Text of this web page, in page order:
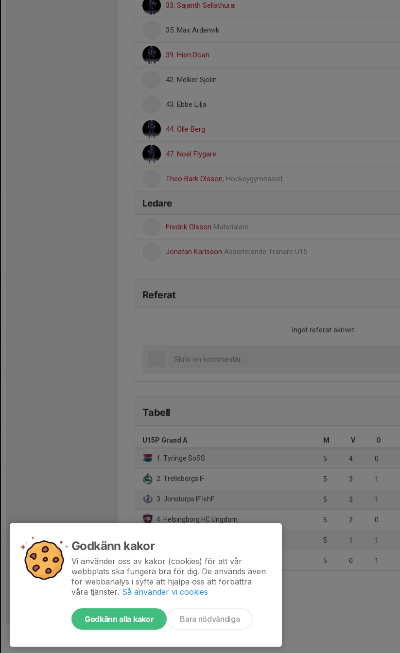
33. Sajanth Sellathurai
35. Max Ardenvik
39. Hien Doan
42. Melker Sjölin
43. Ebbe Lilja
44. Olle Berg
47. Noel Flygare
Theo Bark Olsson, Hockeygymnasiet
Ledare
Fredrik Olsson Materialare
Jonatan Karlsson Assisterande Tränare U15
Referat
Inget referat skrivet
Tabell
U15P Grund A M V O
1. Tyringe SoSS 5 4 0
2. Trelleborgs IF 5 3 1
3. Jonstorps IF IshF 5 3 1
4. Helsingborg HC Ungdom 5 2 0
5 1 1
6. Osby IK 5 0 1
Godkänn kakor
Vi använder oss av kakor (cookies) för att vår
webbplats ska fungera bra för dig. De används även
för webbanalys i syfte att hjälpa oss att förbättra
våra tjänster. Så använder vi cookies
Godkänn alla kakor Bara nödvändiga